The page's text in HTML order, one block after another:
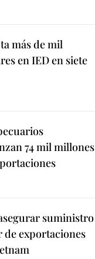
más de mil
en IED en siete
74 mil millones
suministro
de exportaciones